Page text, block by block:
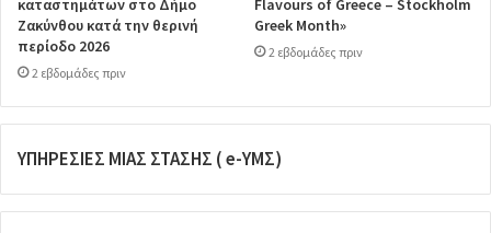
καταστημάτων στο Δήμο
Ζακύνθου κατά την θερινή
περίοδο 2026
2 εβδομάδες πριν
Flavours of Greece – Stockholm
Greek Month»
2 εβδομάδες πριν
ΥΠΗΡΕΣΙΕΣ ΜΙΑΣ ΣΤΑΣΗΣ ( e-ΥΜΣ)